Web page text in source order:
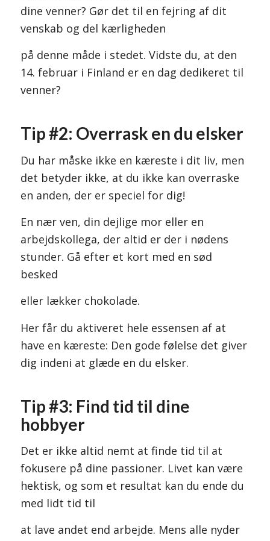
dine venner? Gør det til en fejring af dit
venskab og del kærligheden
på denne måde i stedet. Vidste du, at den
14. februar i Finland er en dag dedikeret til
venner?
Tip #2: Overrask en du elsker
Du har måske ikke en kæreste i dit liv, men
det betyder ikke, at du ikke kan overraske
en anden, der er speciel for dig!
En nær ven, din dejlige mor eller en
arbejdskollega, der altid er der i nødens
stunder. Gå efter et kort med en sød
besked
eller lækker chokolade.
Her får du aktiveret hele essensen af at
have en kæreste: Den gode følelse det giver
dig indeni at glæde en du elsker.
Tip #3: Find tid til dine
hobbyer
Det er ikke altid nemt at finde tid til at
fokusere på dine passioner. Livet kan være
hektisk, og som et resultat kan du ende du
med lidt tid til
at lave andet end arbejde. Mens alle nyder